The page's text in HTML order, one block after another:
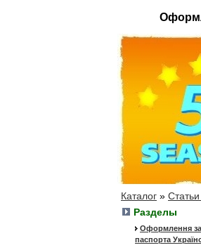
Каталог »
Разделы
Оформлення
паспорта